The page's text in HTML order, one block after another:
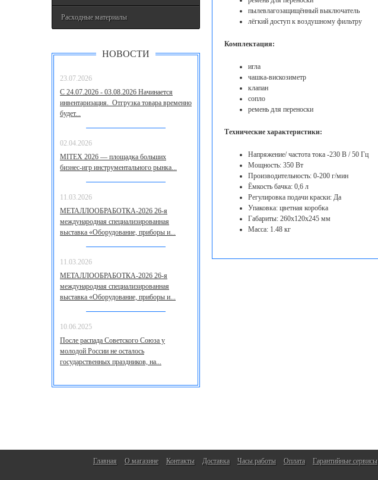
Расходные материалы
НОВОСТИ
23.07.2026
С 24.07.2026 - 03.08.2026 Начинается
инвентаризация. Отгрузка товара временно
будет...
02.04.2026
MITEX 2026 — площадка больших
бизнес‑игр инструментального рынка...
11.03.2026
МЕТАЛЛООБРАБОТКА-2026 26-я
международная специализированная
выставка «Оборудование, приборы и...
11.03.2026
МЕТАЛЛООБРАБОТКА-2026 26-я
международная специализированная
выставка «Оборудование, приборы и...
10.06.2025
После распада Советского Союза у
молодой России не осталось
государственных праздников, на...
пылевлагозащищённый выключатель
лёгкий доступ к воздушному фильтру
Комплектация:
игла
чашка-вискозиметр
клапан
сопло
ремень для переноски
Технические характеристики:
Напряжение/ частота тока -230 В / 50 Гц
Мощность: 350 Вт
Производительность: 0-200 г/мин
Ёмкость бачка: 0,6 л
Регулировка подачи краски: Да
Упаковка: цветная коробка
Габариты: 260х120х245 мм
Масса: 1.48 кг
Главная О магазине Контакты Доставка Часы работы Оплата Гарантийные сервисы